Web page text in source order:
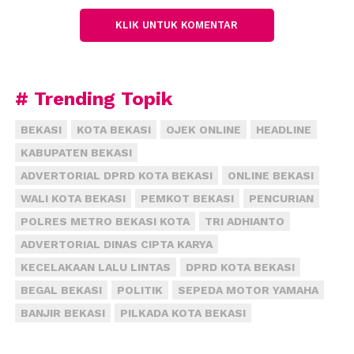
kepada suatu golongan.
KLIK UNTUK KOMENTAR
# Trending Topik
BEKASI KOTA BEKASI OJEK ONLINE
HEADLINE
KABUPATEN BEKASI
ADVERTORIAL DPRD KOTA BEKASI
ONLINE BEKASI
WALI KOTA BEKASI
PEMKOT BEKASI
PENCURIAN
POLRES METRO BEKASI KOTA
TRI ADHIANTO
ADVERTORIAL DINAS CIPTA KARYA
KECELAKAAN LALU LINTAS
DPRD KOTA BEKASI
BEGAL BEKASI
POLITIK
SEPEDA MOTOR YAMAHA
BANJIR BEKASI
PILKADA KOTA BEKASI